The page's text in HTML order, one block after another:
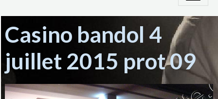
Casino bandol 4
juillet 2015 prot 09